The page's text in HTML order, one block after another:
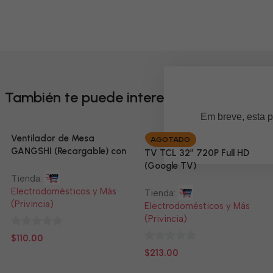
También te puede interesar
Ventilador de Mesa
GANGSHI (Recargable) con
Tienda:
Electrodomésticos y Más
(Privincia)
0
$110.00
AGOTADO
TV TCL 32” 720P Full HD
(Google TV)
Tienda:
Electrodomésticos y Más
(Privincia)
0
$213.00
Em breve, esta